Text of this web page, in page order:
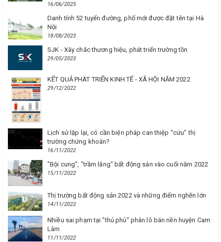
16/06/2025
Danh tính 52 tuyến đường, phố mới được đặt tên tại Hà
Nội
18/08/2023
SJK - Xây chắc thương hiệu, phát triển trường tồn
29/05/2023
KẾT QUẢ PHÁT TRIỂN KINH TẾ - XÃ HỘI NĂM 2022
29/12/2022
Lịch sử lặp lại, có cần biện pháp can thiệp “cứu” thị
trường chứng khoán?
16/11/2022
"Bội cung", "trầm lắng" bất động sản vào cuối năm 2022
15/11/2022
Thị trường bất động sản 2022 và những điểm nghẽn lớn
14/11/2022
Nhiều sai phạm tại “thủ phủ” phân lô bán nền huyện Cam
Lâm
11/11/2022